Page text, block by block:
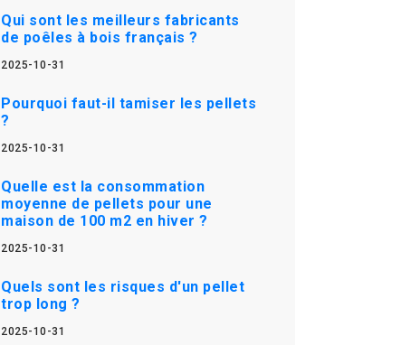
Qui sont les meilleurs fabricants
de poêles à bois français ?
2025-10-31
Pourquoi faut-il tamiser les pellets
?
2025-10-31
Quelle est la consommation
moyenne de pellets pour une
maison de 100 m2 en hiver ?
2025-10-31
Quels sont les risques d'un pellet
trop long ?
2025-10-31